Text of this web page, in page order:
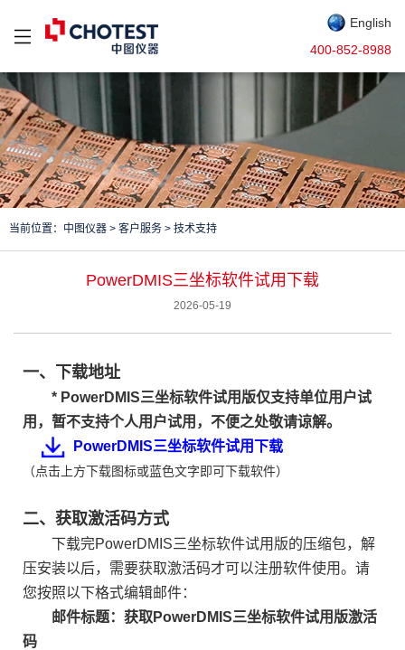
English
400-852-8988
当前位置： 中图仪器 > 客户服务 > 技术支持
PowerDMIS三坐标软件试用下载
2026-05-19
一、下载地址
* PowerDMIS三坐标软件试用版仅支持单位用户试
用，暂不支持个人用户试用，不便之处敬请谅解。
PowerDMIS三坐标软件试用下载
（点击上方下载图标或蓝色文字即可下载软件）
二、获取激活码方式
下载完PowerDMIS三坐标软件试用版的压缩包，解
压安装以后，需要获取激活码才可以注册软件使用。请
您按照以下格式编辑邮件：
邮件标题：获取PowerDMIS三坐标软件试用版激活
码